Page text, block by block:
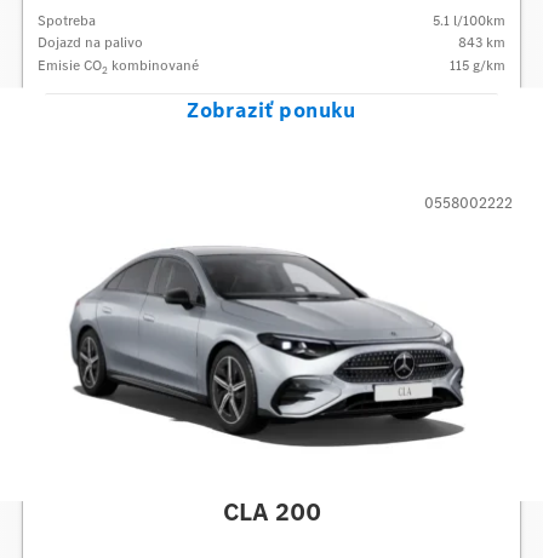
Spotreba 5.1 l/100km
Dojazd na palivo
843 km
Emisie CO2 kombinované 115 g/km
Zobraziť ponuku
CLA 200
0558002222